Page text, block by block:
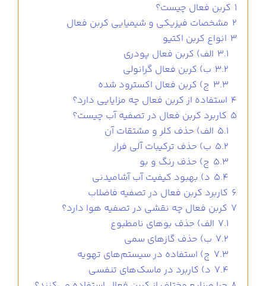
1 کربن فعال چیست؟
2 مشخصات فیزیکی و شیمیایی کربن فعال
3 انواع کربن اکتیو
3.1 الف) کربن فعال پودری
3.2 ب) کربن فعال گرانولی
3.3 ج) کربن فعال اکسترود شده
4 استفاده از کربن فعال چه مزایایی دارد؟
5 کاربرد کربن فعال در تصفیه آب چیست؟
5.1 الف) حذف کلر و مشتقات آن
5.2 ب) حذف ترکیبات آلی فرار
5.3 ج) حذف رنگ و بو
5.4 د) بهبود کیفیت آب آشامیدنی
6 کاربرد کربن فعال در تصفیه فاضلاب
7 کربن فعال چه نقشی در تصفیه هوا دارد؟
7.1 الف) حذف بوهای نامطبوع
7.2 ب) حذف گازهای سمی
7.3 ج) استفاده در سیستم‌های تهویه
7.4 د) کاربرد در ماسک‌های تنفسی